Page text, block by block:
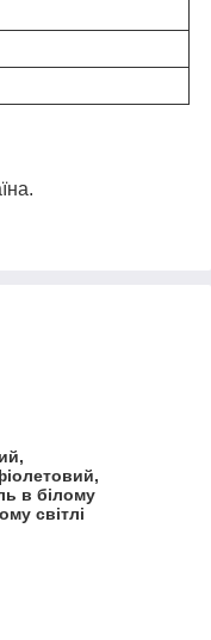
в білому
світлі